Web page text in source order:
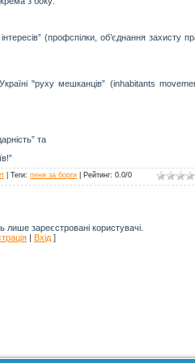
(профспілки, об’єднання захисту
"руху мешканців” (inhabitants
та
Теги: пеня за борги Рейтинг: 0.0/0
лише зареєстровані користувачі.
| Вхід ]